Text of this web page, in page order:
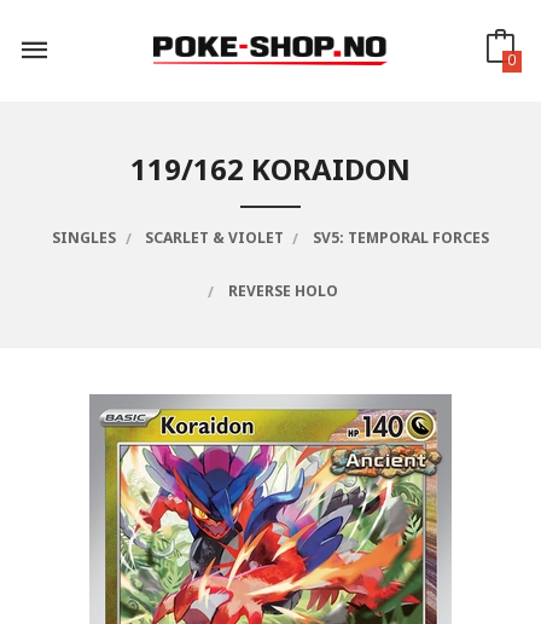
innholdet
0
119/162 KORAIDON
SINGLES SCARLET & VIOLET SV5: TEMPORAL FORCES
REVERSE HOLO